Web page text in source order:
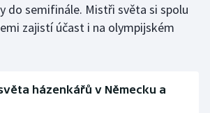
do semifinále. Mistři světa si spolu
zajistí účast i na olympijském
házenkářů v Německu a